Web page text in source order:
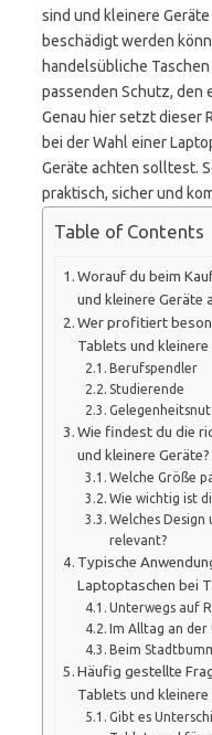
sind und kleinere
beschädigt werden
handelsübliche
passenden Schutz, den
Genau hier setzt dieser
bei der Wahl einer
Geräte achten solltest.
praktisch, sicher und
Table of Contents
Worauf du beim
und kleinere Geräte
Wer profitiert
Tablets und kleinere
Berufspendler
Studierende
Wie findest du die
und kleinere Geräte?
Welche Größe
Wie wichtig ist
Welches Design
relevant?
Typische
Laptoptaschen bei
Unterwegs auf
Im Alltag an der
Beim
Häufig gestellte
Tablets und kleinere
Gibt es